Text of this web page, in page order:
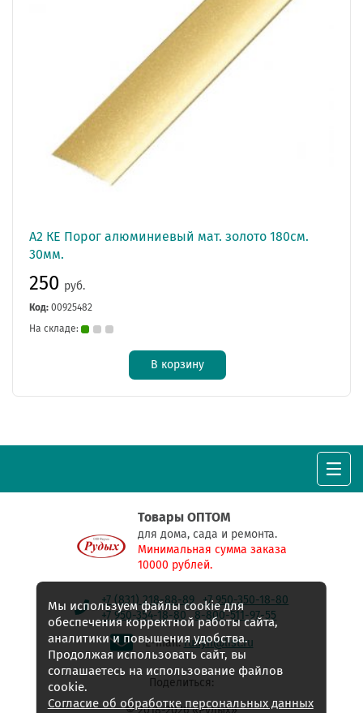
А2 КЕ Порог алюминиевый мат. золото 180см.
30мм.
250 руб.
Код: 00925482
На складе:
В корзину
Товары ОПТОМ
для дома, сада и ремонта.
Минимальная сумма заказа
10000 рублей.
+7 (831) 218-88-89
+7 950-350-18-80
+7 950-354-18-80
8-800-511-97-55
E-mail:rudyh@list.ru
Поделиться:
Мы используем файлы cookie для
обеспечения корректной работы сайта,
аналитики и повышения удобства.
Продолжая использовать сайт, вы
соглашаетесь на использование файлов
cookie.
Согласие об обработке персональных данных